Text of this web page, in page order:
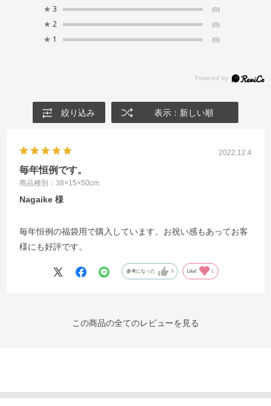
★ 3 (0)
★ 2 (0)
★ 1 (0)
絞り込み 表示：新しい順
2022.12.4
毎年恒例です。
商品種別：38×15×50cm
Nagaike
毎年恒例の福袋用で購入しています。お祝い感もあってお客
様にも好評です。
参考になった 0 Like! 1
この商品の全てのレビューを見る